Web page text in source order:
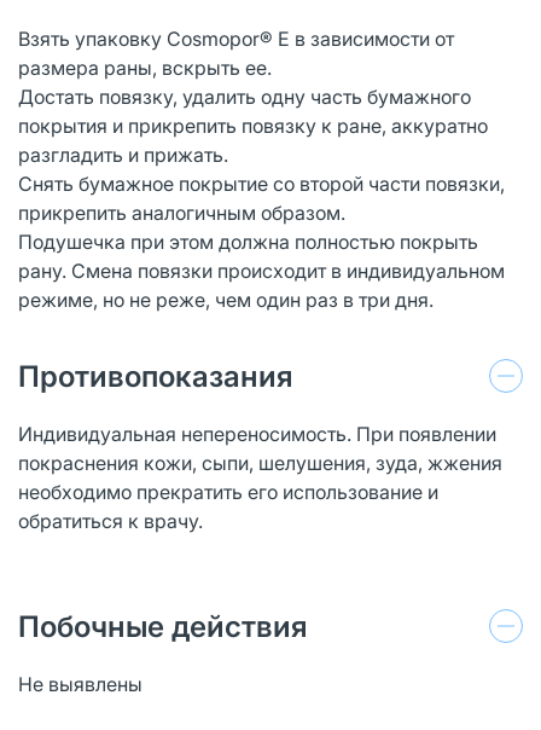
Взять упаковку Cosmopor® E в зависимости от
размера раны, вскрыть ее.
Достать повязку, удалить одну часть бумажного
покрытия и прикрепить повязку к ране, аккуратно
разгладить и прижать.
Снять бумажное покрытие со второй части повязки,
прикрепить аналогичным образом.
Подушечка при этом должна полностью покрыть
рану. Смена повязки происходит в индивидуальном
режиме, но не реже, чем один раз в три дня.
Противопоказания
Индивидуальная непереносимость. При появлении
покраснения кожи, сыпи, шелушения, зуда, жжения
необходимо прекратить его использование и
обратиться к врачу.
Побочные действия
Не выявлены